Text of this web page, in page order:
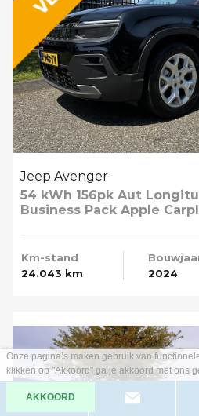
Jeep Avenger
54 kWh 156pk Aut
Business Pack Apple
Km-stand
24.043 km
2024
Onze pagina’s maken gebruik van
klikken op "Akkoord" ga je akkoord met ons
AKKOORD